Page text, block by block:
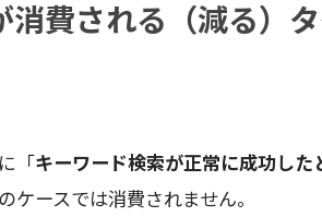
消費される（減る）
「キーワード検索が正常に成功した
ケースでは消費されません。